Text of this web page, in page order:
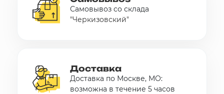
Самовывоз со склада
"Черкизовский"
Доставка
Доставка по Москве, МО:
возможна в течение 5 часов